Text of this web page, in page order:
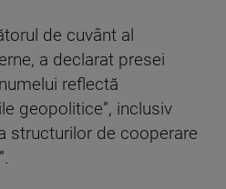
de cuvânt al
a declarat presei
reflectă
geopolitice”, inclusiv
structurilor de cooperare